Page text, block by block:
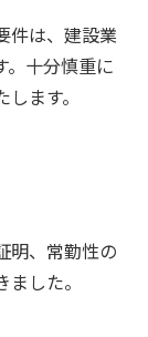
件は、建設業
。十分慎重に
ます。
明、常勤性の
した。